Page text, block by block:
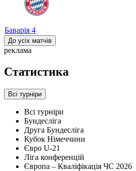
Баварія 4
До усіх матчів
реклама
Статистика
Всі турніри
Всі турніри
Бундесліга
Друга Бундесліга
Кубок Німеччини
Євро U-21
Ліга конференцій
Європа – Кваліфікація ЧС 2026